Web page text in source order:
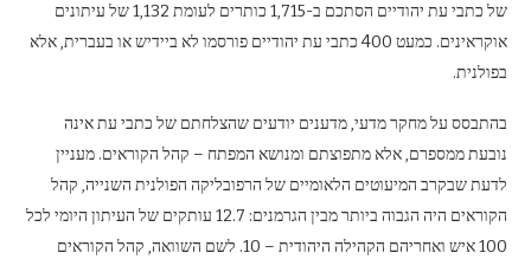
של כתבי עת יהודיים הסתכם ב-1,715 כותרים לעומת 1,132 של עיתונים
אוקראינים. כמעט 400 כתבי עת יהודיים פורסמו לא ביידיש או בעברית, אלא
בפולנית.
בהתבסס על מחקר מדעי, מדענים יודעים שהצלחתם של כתבי עת אינה
נובעת ממספרם, אלא מתפוצתם ומנושא המפתח – קהל הקוראים. מעניין
לדעת שבקרב המיעוטים הלאומיים של הרפובליקה הפולנית השנייה, קהל
הקוראים היה הגבוה ביותר מבין הגרמנים: 12.7 עותקים של העיתון היומי לכל
100 איש ואחריהם הקהילה היהודית – 10. לשם השוואה, קהל הקוראים